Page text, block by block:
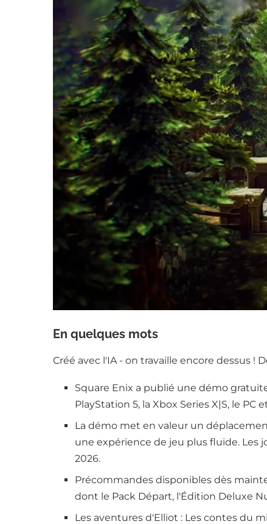
En quelques mots
Créé avec l'IA - on travaille encore dessus !
Square Enix a publié une démo
PlayStation 5, la Xbox Series X|S, le PC
La démo met en valeur un
une expérience de jeu plus fluide. Les
2026.
Précommandes disponibles dès
dont le Pack Départ, l'Édition Deluxe
Les aventures d'Elliot : Les contes du